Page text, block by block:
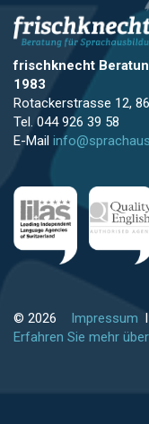
frischknecht
1983
Rotackerstrasse 12,
Tel. 044 926 39 58
E-Mail
© 2026 Impressum l
Erfahren Sie mehr